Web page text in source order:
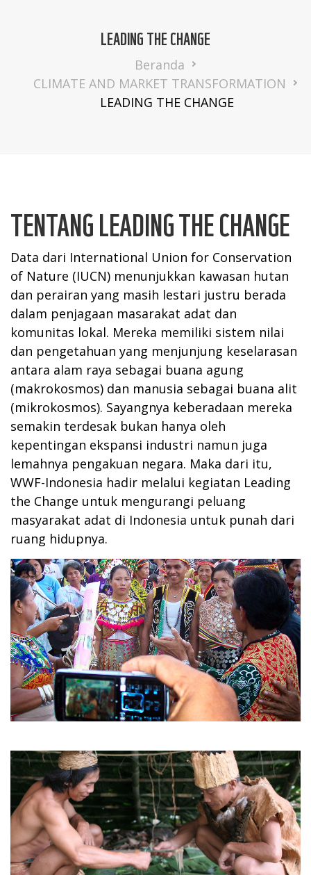
LEADING THE CHANGE
Beranda
CLIMATE AND MARKET TRANSFORMATION
LEADING THE CHANGE
TENTANG LEADING THE CHANGE
Data dari International Union for Conservation
of Nature (IUCN) menunjukkan kawasan hutan
dan perairan yang masih lestari justru berada
dalam penjagaan masarakat adat dan
komunitas lokal. Mereka memiliki sistem nilai
dan pengetahuan yang menjunjung keselarasan
antara alam raya sebagai buana agung
(makrokosmos) dan manusia sebagai buana alit
(mikrokosmos). Sayangnya keberadaan mereka
semakin terdesak bukan hanya oleh
kepentingan ekspansi industri namun juga
lemahnya pengakuan negara. Maka dari itu,
WWF-Indonesia hadir melalui kegiatan Leading
the Change untuk mengurangi peluang
masyarakat adat di Indonesia untuk punah dari
ruang hidupnya.